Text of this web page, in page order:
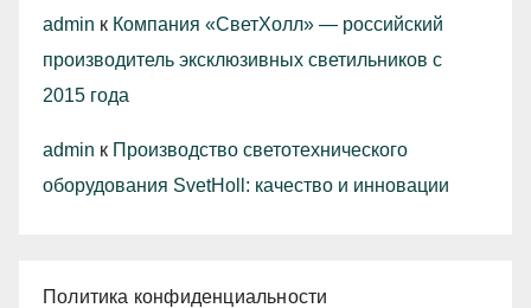
admin к Компания «СветХолл» — российский
производитель эксклюзивных светильников с
2015 года
admin к Производство светотехнического
оборудования SvetHoll: качество и инновации
Политика конфиденциальности